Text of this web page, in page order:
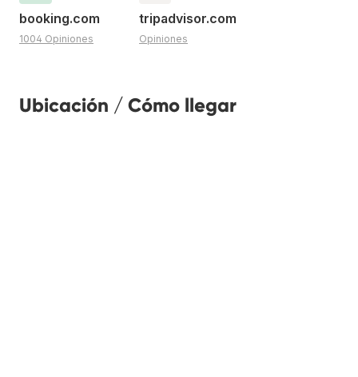
booking.com
1004 Opiniones
tripadvisor.com
Opiniones
Ubicación / Cómo llegar